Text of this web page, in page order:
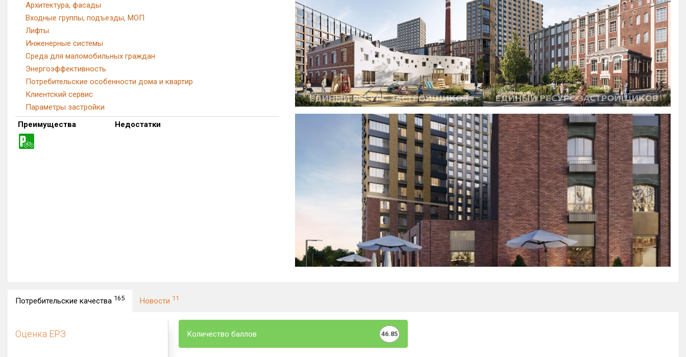
Архитектура, фасады
Входные группы, подъезды, МОП
Лифты
Инженерные системы
Среда для маломобильных граждан
Энергоэффективность
Потребительские особенности дома и квартир
Клиентский сервис
Параметры застройки
Преимущества
Недостатки
Потребительские качества 165 Новости 11
Оценка ЕРЗ Количество баллов 46.85